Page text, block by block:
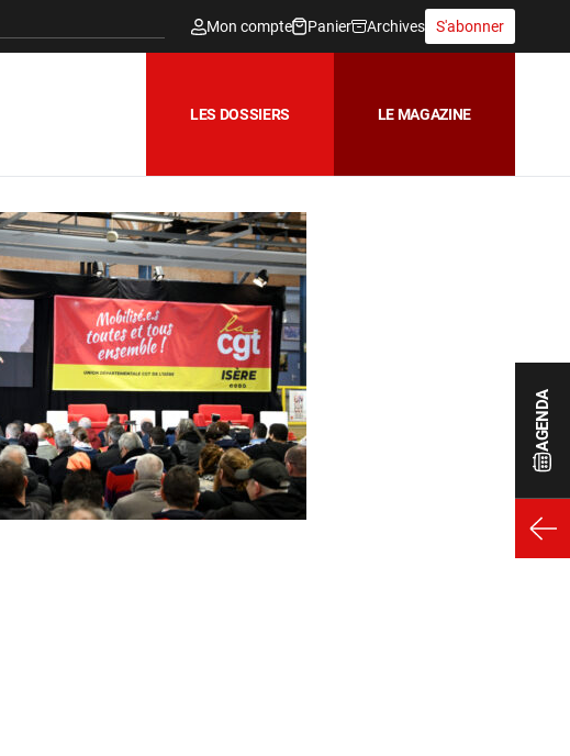
AGENDA
Mon compte Panier Archives S'abonner
LES DOSSIERS LE MAGAZINE